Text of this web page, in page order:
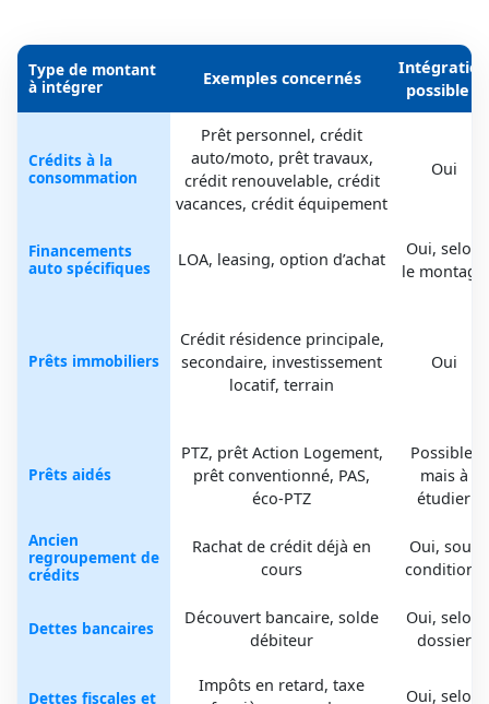
Type de montant
à intégrer
Exemples concernés
Intégration
possible ?
Crédits à la
consommation
Prêt personnel, crédit
auto/moto, prêt travaux,
crédit renouvelable, crédit
vacances, crédit équipement
Oui
Financements
auto spécifiques
LOA, leasing, option d’achat
Oui, selon
le montage
Prêts immobiliers
Crédit résidence principale,
secondaire, investissement
locatif, terrain
Oui
Prêts aidés
PTZ, prêt Action Logement,
prêt conventionné, PAS,
éco-PTZ
Possible,
mais à
étudier
Ancien
regroupement de
crédits
Rachat de crédit déjà en
cours
Oui, sous
conditions
Dettes bancaires
Découvert bancaire, solde
débiteur
Oui, selon
dossier
Dettes fiscales et
Impôts en retard, taxe
Oui, selon